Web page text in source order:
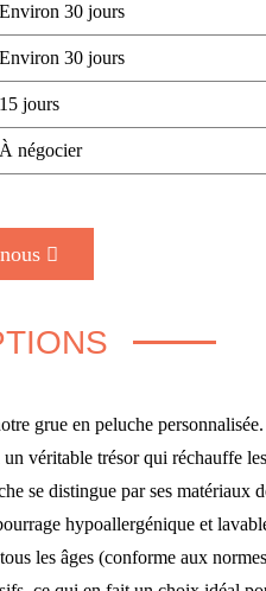
Environ 30 jours
Environ 30 jours
15 jours
À négocier
grue en peluche
véritable trésor qui réchauffe
se distingue par ses matériaux
hypoallergénique et
les âges (conforme aux